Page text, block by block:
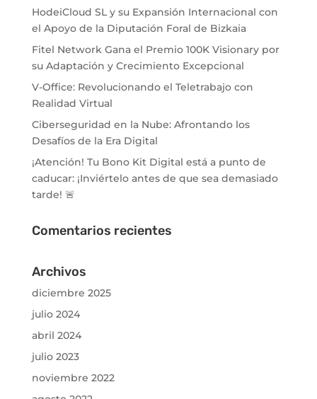
HodeiCloud SL y su Expansión Internacional con
el Apoyo de la Diputación Foral de Bizkaia
Fitel Network Gana el Premio 100K Visionary por
su Adaptación y Crecimiento Excepcional
V-Office: Revolucionando el Teletrabajo con
Realidad Virtual
Ciberseguridad en la Nube: Afrontando los
Desafíos de la Era Digital
¡Atención! Tu Bono Kit Digital está a punto de
caducar: ¡Inviértelo antes de que sea demasiado
tarde! 🚨
Comentarios recientes
Archivos
diciembre 2025
julio 2024
abril 2024
julio 2023
noviembre 2022